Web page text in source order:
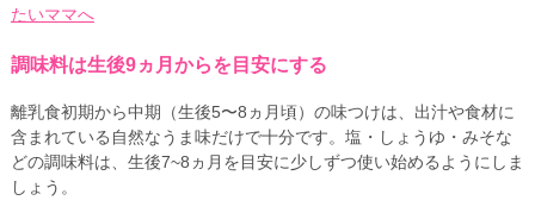
たいママへ
調味料は生後9ヵ月からを目安にする
離乳食初期から中期（生後5〜8ヵ月頃）の味つけは、出汁や食材に
含まれている自然なうま味だけで十分です。塩・しょうゆ・みそな
どの調味料は、生後7~8ヵ月を目安に少しずつ使い始めるようにしま
しょう。